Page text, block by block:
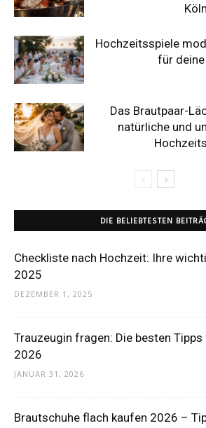
Köln
Hochzeitsspiele
für
Das Brautpaar-
natürliche und
DIE BELIEBTESTEN
Checkliste nach Hochzeit: Ihre
2025
DEZEMBER 1, 2025
Trauzeugin fragen: Die besten
2026
JANUAR 31, 2026
Brautschuhe flach kaufen 2026 –